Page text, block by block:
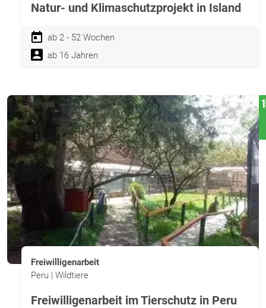
Natur- und Klimaschutzprojekt in Island
ab 2 - 52 Wochen
ab 16 Jahren
Freiwilligenarbeit
Peru | Wildtiere
Freiwilligenarbeit im Tierschutz in Peru